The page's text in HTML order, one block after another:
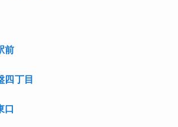
前
四丁目
口